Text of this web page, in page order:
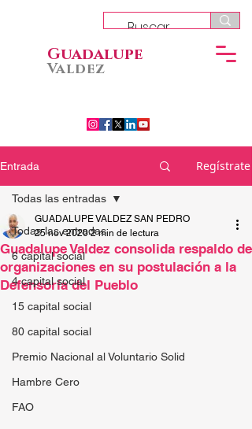
Guadalupe
Valdez
Entrada Regístrate
Todas las entradas
6 capital social
4 capital social
15 capital social
80 capital social
Premio Nacional al Voluntario Solid
Hambre Cero
FAO
Todas las entradas
Guadalupe Valdez consolida respaldo de
organizaciones en su postulación a la
Defensoría del Pueblo
GUADALUPE VALDEZ SAN PEDRO
25 nov 2020 2 min de lectura